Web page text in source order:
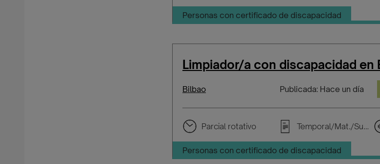
Personas con certificado de discapacidad
Limpiador/a con discapacidad en
Bilbao Publicada: Hace un día
Parcial rotativo Temporal/Mat./Sustitución/...
Personas con certificado de discapacidad